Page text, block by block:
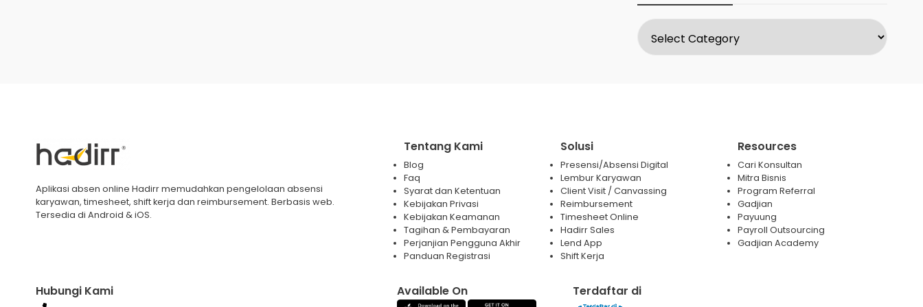
Aplikasi absen online Hadirr memudahkan pengelolaan absensi
karyawan, timesheet, shift kerja dan reimbursement. Berbasis web.
Tersedia di Android & iOS.
Tentang Kami
Blog
Faq
Syarat dan Ketentuan
Kebijakan Privasi
Kebijakan Keamanan
Tagihan & Pembayaran
Perjanjian Pengguna Akhir
Panduan Registrasi
Solusi
Presensi/Absensi Digital
Lembur Karyawan
Client Visit / Canvassing
Reimbursement
Timesheet Online
Hadirr Sales
Lend App
Shift Kerja
Resources
Cari Konsultan
Mitra Bisnis
Program Referral
Gadjian
Payuung
Payroll Outsourcing
Gadjian Academy
Hubungi Kami Available On Terdaftar di